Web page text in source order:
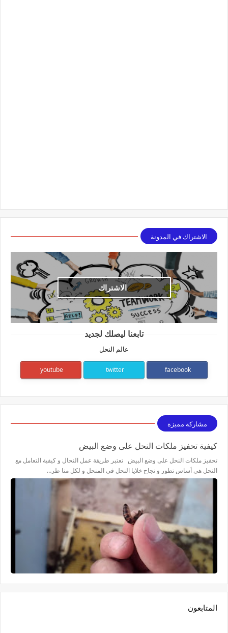
الاشتراك في المدونة
الاشتراك
تابعنا ليصلك لجديد
عالم النحل
facebook
twitter
youtube
مشاركة مميزة
كيفية تحفيز ملكات النحل على وضع البيض
تحفيز ملكات النحل على وضع البيض تعتبر طريقة عمل النحال و كيفية التعامل مع
النحل هي أساس تطور و نجاح خلايا النحل في المنحل و لكل منا طر…
المتابعون